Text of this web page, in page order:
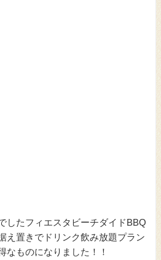
したフィエスタビーチダイドBBQ
え置きでドリンク飲み放題プラン
なものになりました！！